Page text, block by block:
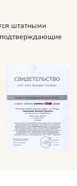
штатными